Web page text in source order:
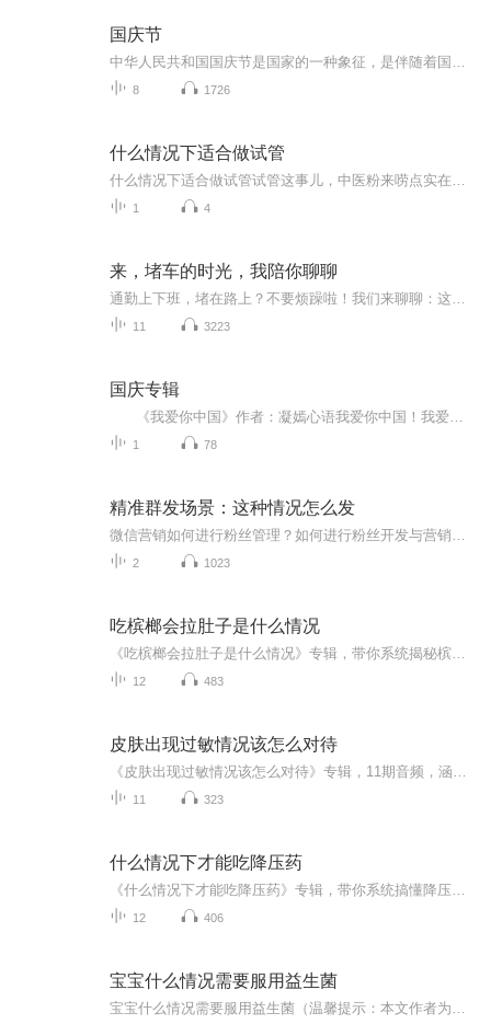
国庆节
8 1726
什么情况下适合做试管
1 4
来，堵车的时光，我陪你聊聊
11 3223
国庆专辑
1 78
精准群发场景：这种情况怎么发
2 1023
吃槟榔会拉肚子是什么情况
12 483
皮肤出现过敏情况该怎么对待
11 323
什么情况下才能吃降压药
12 406
宝宝什么情况需要服用益生菌